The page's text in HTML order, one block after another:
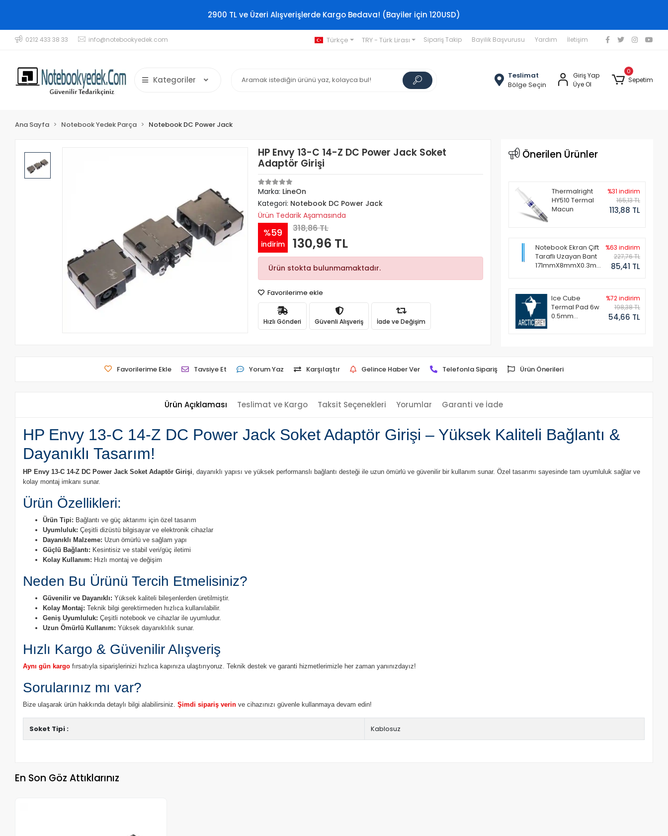
2900 TL ve Üzeri Alışverişlerde Kargo Bedava! (Bayiler için 120USD)
0212 433 38 33 info@notebookyedek.com Türkçe TRY - Türk Lirası Sipariş Takip Bayilik Başvurusu Yardım İletişim
Kategoriler
Teslimat
Bölge Seçin
Giriş Yap
Üye Ol
0
Sepetim
Ana Sayfa Notebook Yedek Parça Notebook DC Power Jack
HP Envy 13-C 14-Z DC Power Jack Soket
Adaptör Girişi
Marka: LineOn
Kategori: Notebook DC Power Jack
Ürün Tedarik Aşamasında
%59
indirim
318,86 TL
130,96 TL
Ürün stokta bulunmamaktadır.
Favorilerime ekle
Hızlı Gönderi Güvenli Alışveriş İade ve Değişim
Önerilen Ürünler
Thermalright
HY510 Termal
Macun
%31 indirim
165,13 TL
113,88 TL
Notebook Ekran Çift
Taraflı Uzayan Bant
171mmX8mmX0.3mm
%63 indirim
227,76 TL
85,41 TL
Ice Cube
Termal Pad 6w
0.5mm
%72 indirim
198,38 TL
54,66 TL
Favorilerime Ekle Tavsiye Et Yorum Yaz Karşılaştır Gelince Haber Ver Telefonla Sipariş Ürün Önerileri
Ürün Açıklaması Teslimat ve Kargo Taksit Seçenekleri Yorumlar Garanti ve İade
HP Envy 13-C 14-Z DC Power Jack Soket Adaptör Girişi – Yüksek Kaliteli Bağlantı &
Dayanıklı Tasarım!
HP Envy 13-C 14-Z DC Power Jack Soket Adaptör Girişi, dayanıklı yapısı ve yüksek performanslı bağlantı desteği ile uzun ömürlü ve güvenilir bir kullanım sunar. Özel tasarımı sayesinde tam uyumluluk sağlar ve
kolay montaj imkanı sunar.
Ürün Özellikleri:
Ürün Tipi: Bağlantı ve güç aktarımı için özel tasarım
Uyumluluk: Çeşitli dizüstü bilgisayar ve elektronik cihazlar
Dayanıklı Malzeme: Uzun ömürlü ve sağlam yapı
Güçlü Bağlantı: Kesintisiz ve stabil veri/güç iletimi
Kolay Kullanım: Hızlı montaj ve değişim
Neden Bu Ürünü Tercih Etmelisiniz?
Güvenilir ve Dayanıklı: Yüksek kaliteli bileşenlerden üretilmiştir.
Kolay Montaj: Teknik bilgi gerektirmeden hızlıca kullanılabilir.
Geniş Uyumluluk: Çeşitli notebook ve cihazlar ile uyumludur.
Uzun Ömürlü Kullanım: Yüksek dayanıklılık sunar.
Hızlı Kargo & Güvenilir Alışveriş
Aynı gün kargo fırsatıyla siparişlerinizi hızlıca kapınıza ulaştırıyoruz. Teknik destek ve garanti hizmetlerimizle her zaman yanınızdayız!
Sorularınız mı var?
Bize ulaşarak ürün hakkında detaylı bilgi alabilirsiniz.Şimdi sipariş verin ve cihazınızı güvenle kullanmaya devam edin!
Soket Tipi : Kablosuz
En Son Göz Attıklarınız